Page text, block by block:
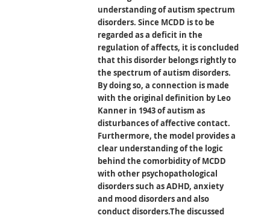
understanding of autism spectrum
disorders. Since MCDD is to be
regarded as a deficit in the
regulation of affects, it is concluded
that this disorder belongs rightly to
the spectrum of autism disorders.
By doing so, a connection is made
with the original definition by Leo
Kanner in 1943 of autism as
disturbances of affective contact.
Furthermore, the model provides a
clear understanding of the logic
behind the comorbidity of MCDD
with other psychopathological
disorders such as ADHD, anxiety
and mood disorders and also
conduct disorders.The discussed